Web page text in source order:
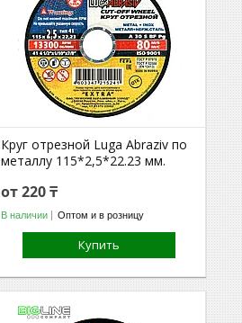
Круг отрезной Luga Abraziv по
металлу 115*2,5*22.23 мм.
от 220 ₸
В наличии Оптом и в розницу
Купить